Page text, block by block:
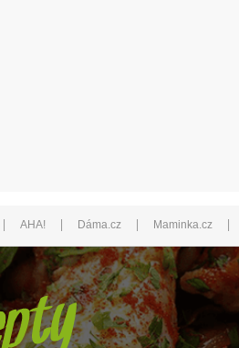
| AHA! | Dáma.cz | Maminka.cz |